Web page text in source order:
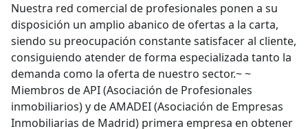
Nuestra red comercial de profesionales ponen a su
disposición un amplio abanico de ofertas a la carta,
siendo su preocupación constante satisfacer al cliente,
consiguiendo atender de forma especializada tanto la
demanda como la oferta de nuestro sector.~ ~
Miembros de API (Asociación de Profesionales
inmobiliarios) y de AMADEI (Asociación de Empresas
Inmobiliarias de Madrid) primera empresa en obtener